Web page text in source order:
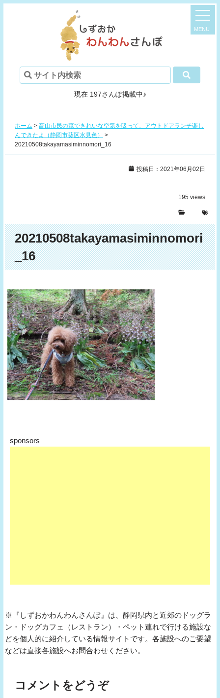
現在 197さんぽ掲載中♪
ホーム > 高山市民の森できれいな空気を吸って、アウトドアランチ楽し
んできたよ（静岡市葵区水見色）
>
20210508takayamasiminnomori_16
投稿日：2021年06月02日
195 views
20210508takayamasiminnomori
_16
sponsors
※『しずおかわんわんさんぽ』は、静岡県内と近郊のドッグラ
ン・ドッグカフェ（レストラン）・ペット連れで行ける施設な
どを個人的に紹介している情報サイトです。各施設へのご要望
などは直接各施設へお問合わせください。
コメントをどうぞ